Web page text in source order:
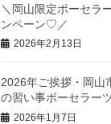
＼岡山限定ポーセラ
ンペーン♡／
2026年2月13日
2026年ご挨拶・岡
の習い事ポーセラー
2026年1月7日